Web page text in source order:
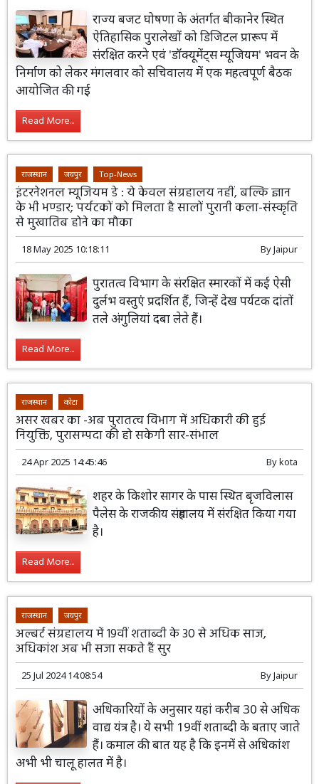
राज्य बजट घोषणा के अंतर्गत बीकानेर स्थित
ऐतिहासिक पुरालेखों को डिजिटल प्रारूप में
संरक्षित करने एवं 'डॉक्यूमेंट्स म्यूजियम' भवन के
निर्माण को लेकर मंगलवार को सचिवालय में एक महत्वपूर्ण बैठक
आयोजित की गई
Read More...
राजस्थान जयपुर Top-News
इंटरनेशनल म्यूजियम डे : ये केवल संग्रहालय नहीं, बल्कि ज्ञान
के भी भण्डार; पर्यटकों को मिलता है सालों पुरानी कला-संस्कृति
से मुखातिब होने का मौका
18 May 2025 10:18:11 ByJaipur
पुरातत्व विभाग के संरक्षित स्मारकों में कई ऐसी
दुर्लभ वस्तुएं प्रदर्शित हैं, जिन्हें देख पर्यटक दांतों
तले अंगुलियां दबा लेते हैं।
Read More...
राजस्थान कोटा
असर खबर का -अब पुरातत्व विभाग में अधिकारी की हुई
नियुक्ति, पुरासम्पदा की हो सकेगी सार-संभाल
24 Apr 2025 14:45:46 Bykota
शहर के किशोर सागर के पास स्थित बृजविलास
पैलेस के राजकीय संग्रहालय में संरक्षित किया गया
है।
Read More...
राजस्थान जयपुर
अल्बर्ट संग्रहालय में 19वीं शताब्दी के 30 से अधिक साज,
अधिकांश अब भी सजा सकते हैं सुर
25 Jul 2024 14:08:54 ByJaipur
अधिकारियों के अनुसार यहां करीब 30 से अधिक
वाद्य यंत्र है। ये सभी 19वीं शताब्दी के बताए जाते
हैं। कमाल की बात यह है कि इनमें से अधिकांश
अभी भी चालू हालत में है।